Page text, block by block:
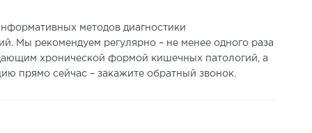
методов диагностики
Мы рекомендуем регулярно – не менее одного раза
хронической формой кишечных патологий, а
прямо сейчас – закажите обратный звонок.